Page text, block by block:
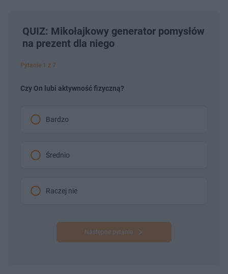
QUIZ: Mikołajkowy generator pomysłów
na prezent dla niego
Pytanie 1 z 7
Czy On lubi aktywność fizyczną?
Bardzo
Średnio
Raczej nie
Następne pytanie